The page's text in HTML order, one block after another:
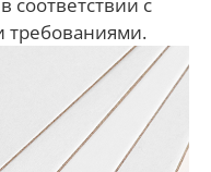
требованиями.